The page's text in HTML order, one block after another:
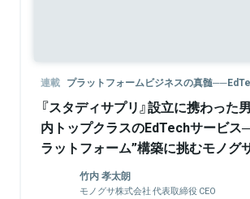
連載 プラットフォームビジネスの真髄
『スタディサプリ』設立に携わった
内トップクラスのEdTechサービス
ラットフォーム”構築に挑むモノグ
竹内 孝太朗
モノグサ株式会社 代表取締役 CEO